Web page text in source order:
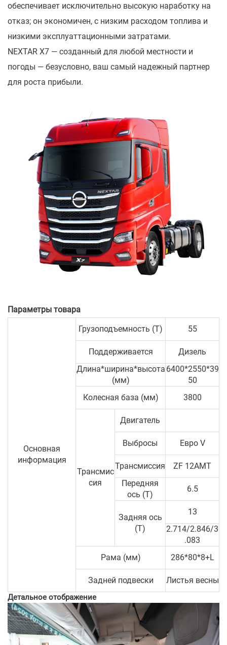
обеспечивает исключительно высокую наработку на
отказ; он экономичен, с низким расходом топлива и
низкими эксплуаттационными затратами.
NEXTAR X7 — созданный для любой местности и
погоды — безусловно, ваш самый надежный партнер
для роста прибыли.
Параметры товара
Основная
информация
Грузоподъемность (T) 55
Поддерживается
Дизель
Длина*ширина*высота
(мм)
6400*2550*39
50
Колесная база (мм)
3800
Трансмис
сия
Двигатель
Выбросы Евро V
Трансмиссия
ZF 12AMT
Передняя
ось (T)
6.5
Задняя ось
(T)
13
2.714/2.846/3
.083
Рама (мм)
286*80*8+L
Задней подвески Листья весны
Детальное отображение